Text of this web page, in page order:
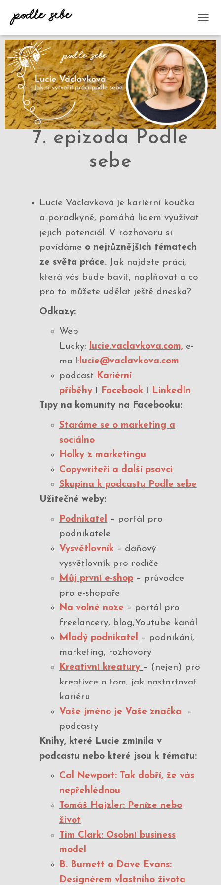
Ř
E
P
N
O
U
T
N
A
V
I
7. epizoda Podle
sebe
Lucie Václavková je kariérní koučka
a poradkyně, pomáhá lidem využívat
jejich potenciál. V rozhovoru si
povídáme o nejrůznějších tématech
ze světa práce. Jak najdete práci,
která vás bude bavit, naplňovat a co
pro to můžete udělat ještě dneska?
Odkazy:
Web
Lucky: lucie.vaclavkova.com, e-
mail:lucie@vaclavkova.com
podcast Kariérní
příběhy I Facebook I LinkedIn
Tipy na komunity na Facebooku:
Staráme se o marketing a
sociálno
Holky z marketingu
Copywriteři a další psavci
Skupina k podcastu Podle sebe
Užitečné weby:
Podnikatel – portál pro
podnikatele
Vysvětlovník – daňový
vysvětlovník pro rodiče
Můj první e-shop – průvodce
pro e-shopaře
Na volné noze – portál pro
freelancery, blog,Youtube kanál
Mladý podnikatel – podnikání,
marketing, rozhovory
Kreativní kreatury – (nejen) pro
kreativce o tom, jak nastartovat
kariéru
Vaše jméno je Vaše značka
–
podcasty
Knihy, které Lucie zmínila v
podcastu nebo které jsou k tématu:
Cal Newport: Tak dobří, že vás
nepřehlédnou
Tomáš Hajzler: Peníze nebo
život
Tim Clark: Osobní business
model
B. Burnett a Dave Evans:
Designérem vlastního života